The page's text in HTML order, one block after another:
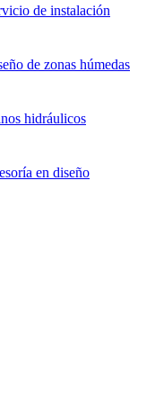
de instalación
de zonas húmedas
hidráulicos
en diseño